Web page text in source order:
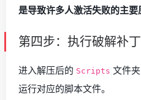
是导致许多人激活失败的主要
第四步：执行破解补
进入解压后的 Scripts 文件
运行对应的脚本文件。